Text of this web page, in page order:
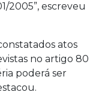
2005”, escreveu
atos
no artigo 80
poderá ser